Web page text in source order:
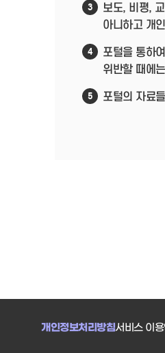
3
보도, 비평,
아니하고 개
4
포털을 통하
위반할 때에
5 포털의 자료
개인정보처리방침서비스 이